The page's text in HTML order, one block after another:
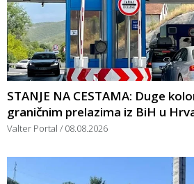
STANJE NA CESTAMA: Duge
graničnim prelazima iz BiH u
Valter Portal 08.08.2026